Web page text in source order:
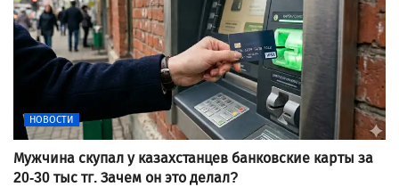
НОВОСТИ
Мужчина скупал у казахстанцев банковские карты за
20-30 тыс тг. Зачем он это делал?